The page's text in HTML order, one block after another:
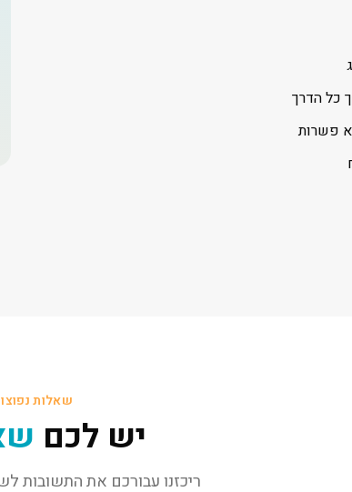
כל הדרך
פשרות
שאלות
יש לכם
ריכזנו עבורכם את התשובות